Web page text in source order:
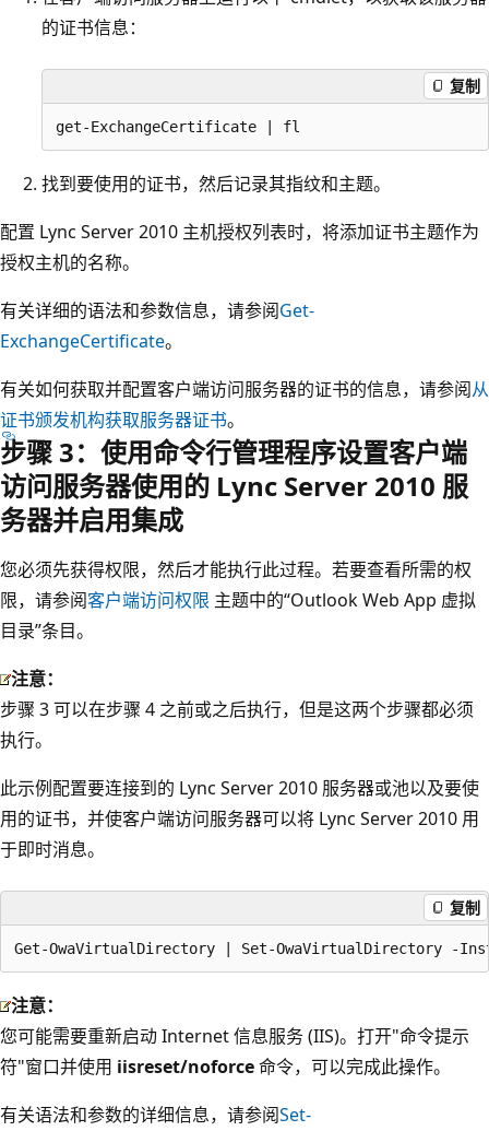
的证书信息：
复制
找到要使用的证书，然后记录其指纹和主题。
配置 Lync Server 2010 主机授权列表时，将添加证书主题作为
授权主机的名称。
有关详细的语法和参数信息，请参阅Get-
ExchangeCertificate。
有关如何获取并配置客户端访问服务器的证书的信息，请参阅从
证书颁发机构获取服务器证书。
步骤 3：使用命令行管理程序设置客户端
访问服务器使用的 Lync Server 2010 服
务器并启用集成
您必须先获得权限，然后才能执行此过程。若要查看所需的权
限，请参阅客户端访问权限 主题中的“Outlook Web App 虚拟
目录”条目。
注意：
步骤 3 可以在步骤 4 之前或之后执行，但是这两个步骤都必须
执行。
此示例配置要连接到的 Lync Server 2010 服务器或池以及要使
用的证书，并使客户端访问服务器可以将 Lync Server 2010 用
于即时消息。
复制
注意：
您可能需要重新启动 Internet 信息服务 (IIS)。打开"命令提示
符"窗口并使用 iisreset/noforce命令，可以完成此操作。
有关语法和参数的详细信息，请参阅Set-